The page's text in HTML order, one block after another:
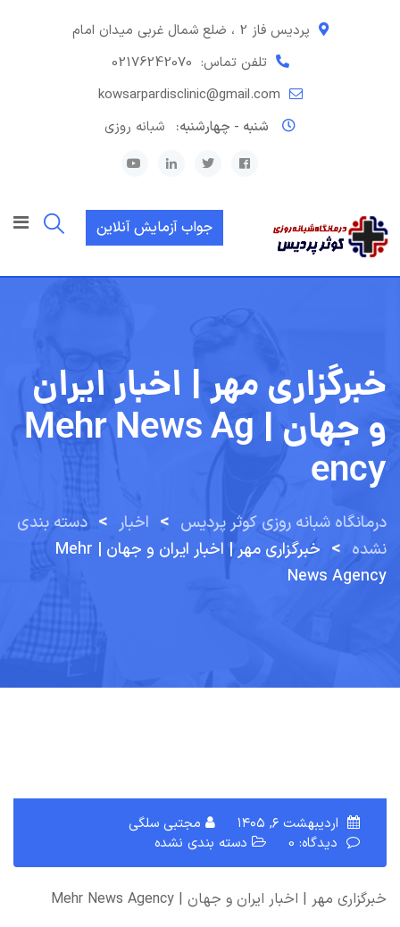
پردیس فاز 2 ، ضلع شمال غربی میدان امام
تلفن تماس: 02176242070
kowsarpardisclinic@gmail.com
شنبه - چهارشنبه:
شبانه روزی
جواب آزمایش آنلاین
خبرگزاری مهر | اخبار ایران
و جهان | Mehr News Ag
Ency
درمانگاه شبانه روزی کوثر پردیس > اخبار > دسته بندی
نشده >
خبرگزاری مهر | اخبار ایران و جهان | Mehr
News Agency
اردیبهشت ۶, ۱۴۰۵
مجتبی سلگی
دیدگاه: 0
دسته بندی نشده
خبرگزاری مهر | اخبار ایران و جهان | Mehr News Agency